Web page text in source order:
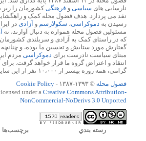
نارسایی های سیاسی و فرهنگیکشورمان را زیر
نقد می پردازد. هدف فضول محله کمک و
رسیدن به دموکراسی، سکولارسم و آزادی در
مسئولین فضول محله همواره به دنبال آوازند، نه
که در راستای کمک به آزادی و سربلندی
گفتارش مورد ستایش و تحسین ما بوده، و چنانچه
مبنای سیاست نادرست برای دموکراسی مردم
انتقاد و اعتراض گروه ما قرار خواهد گرفت.
گرامی، همه روزه بیشتر از ۱۰،۰۰۰ نفر از این سایت دیدن می کنند.
فضول محله © ۱۳۹۳-۱۳۸۷ -
Cookie Policy
under a Creative Commons Attribution-
NonCommercial-NoDerivs 3.0 Unported
رسته بندي برچسب‌ها